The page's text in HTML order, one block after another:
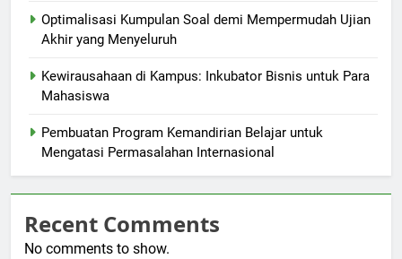
Optimalisasi Kumpulan Soal demi Mempermudah Ujian
Akhir yang Menyeluruh
Kewirausahaan di Kampus: Inkubator Bisnis untuk Para
Mahasiswa
Pembuatan Program Kemandirian Belajar untuk
Mengatasi Permasalahan Internasional
Recent Comments
No comments to show.